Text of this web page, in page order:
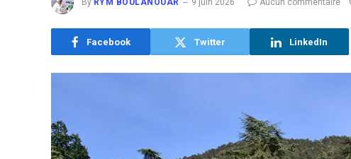
By RYM BOULANOUAR 9 juin 2026 Aucun commentaire
Facebook Twitter LinkedIn